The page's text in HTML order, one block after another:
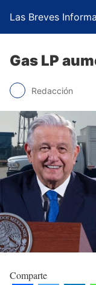
Las Breves
Gas LP
Redacción
Comparte